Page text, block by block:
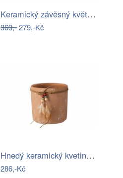
Keramický závěsný květináč ø 12 cm…
369,-279,-Kč
Hnedý keramický kvetináč s pierkami -…
286,-Kč